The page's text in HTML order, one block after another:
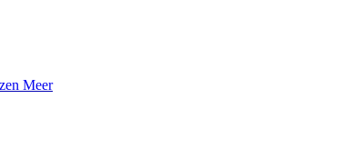
Meer